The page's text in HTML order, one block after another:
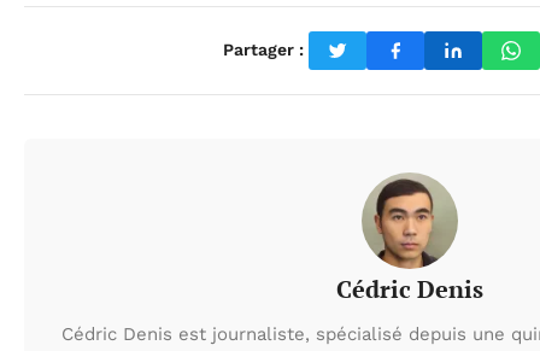
Partager :
Cédric Denis
Cédric Denis est journaliste, spécialisé depuis une